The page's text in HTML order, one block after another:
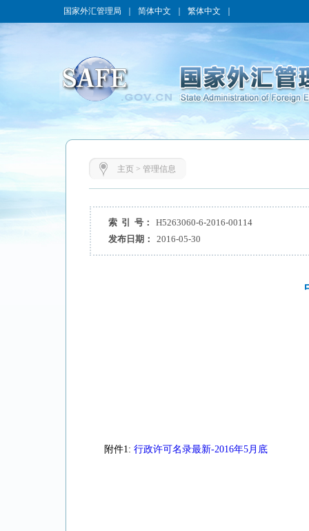
国家外汇管理局 简体中文 繁体中文
主页> 管理信息
索 引 号：
H5263060-6-2016-00114
发布日期：
2016-05-30
附件1: 行政许可名录最新-2016年5月底